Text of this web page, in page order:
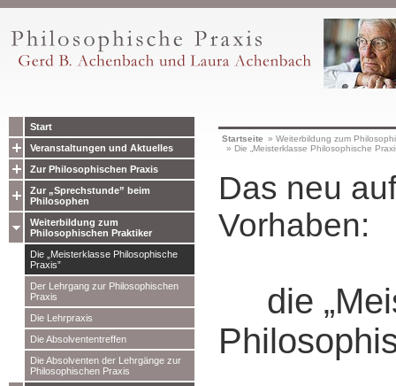
Start
Veranstaltungen und Aktuelles
Zur Philosophischen Praxis
Zur „Sprechstunde” beim
Philosophen
Weiterbildung zum
Philosophischen Praktiker
Die „Meisterklasse Philosophische
Praxis”
Der Lehrgang zur Philosophischen
Praxis
Die Lehrpraxis
Die Absolvententreffen
Die Absolventen der Lehrgänge zur
Philosophischen Praxis
Startseite » Weiterbildung zum
» Die „Meisterklasse Philosophische
Das neu
Vorhaben:
die